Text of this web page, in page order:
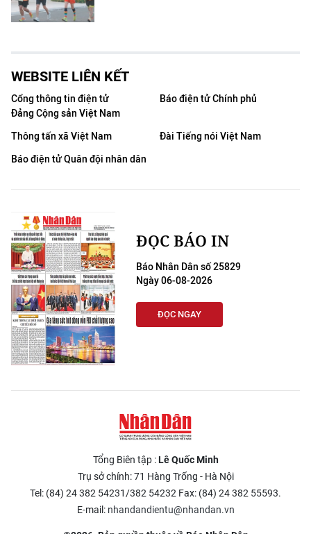
WEBSITE LIÊN KẾT
Cổng thông tin điện tử
Đảng Cộng sản Việt Nam
Báo điện tử Chính phủ
Thông tấn xã Việt Nam
Đài Tiếng nói Việt Nam
Báo điện tử Quân đội nhân dân
ĐỌC BÁO IN
Báo Nhân Dân số 25829
Ngày 06-08-2026
ĐỌC NGAY
Tổng Biên tập :Lê Quốc Minh
Trụ sở chính: 71 Hàng Trống - Hà Nội
Tel: (84) 24 382 54231/382 54232 Fax: (84) 24 382 55593.
E-mail: nhandandientu@nhandan.vn